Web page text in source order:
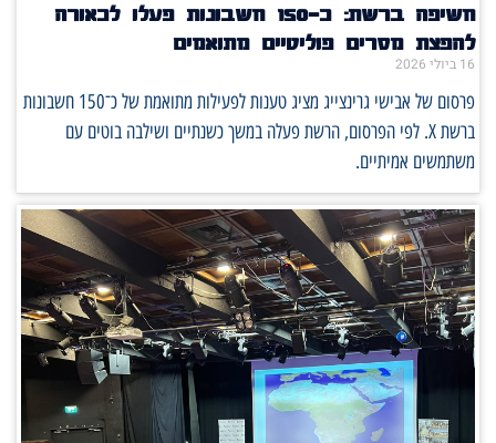
חשיפה ברשת: כ־150 חשבונות פעלו לכאורה
להפצת מסרים פוליטיים מתואמים
16 ביולי 2026
פרסום של אבישי גרינצייג מציג טענות לפעילות מתואמת של כ־150 חשבונות
ברשת X. לפי הפרסום, הרשת פעלה במשך כשנתיים ושילבה בוטים עם
משתמשים אמיתיים.